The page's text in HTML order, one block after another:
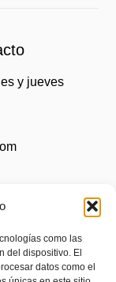
como las
del dispositivo. El
datos como el
y jueves